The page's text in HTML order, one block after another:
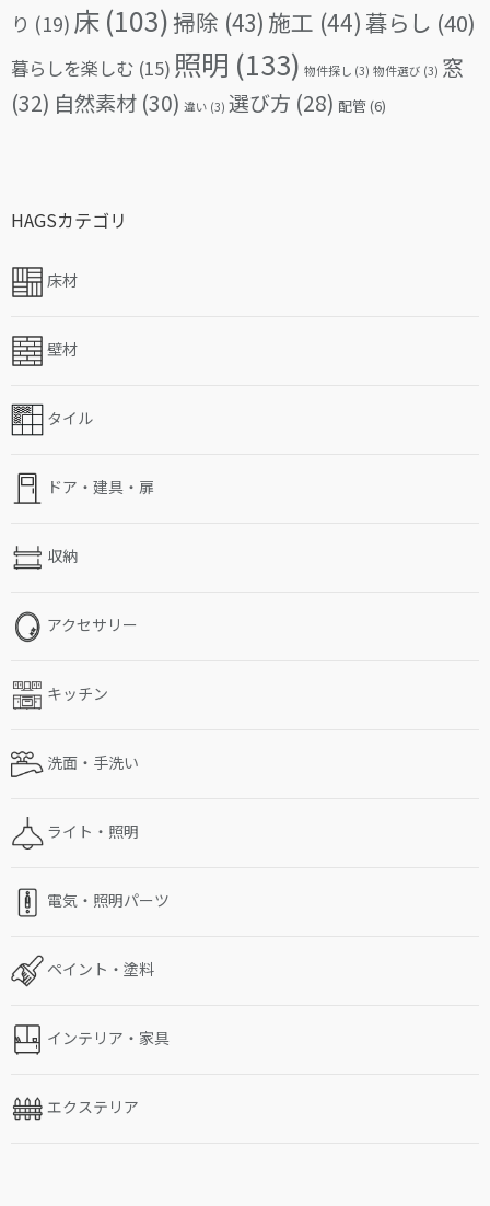
り (19) 床 (103)掃除 (43) 施工 (44) 暮らし (40)
暮らしを楽しむ (15) 照明 (133) 物件探し (3) 物件選び (3) 窓
(32) 自然素材 (30) 違い (3) 選び方 (28) 配管(6)
HAGSカテゴリ
床材
壁材
タイル
ドア・建具・扉
収納
アクセサリー
キッチン
洗面・手洗い
ライト・照明
電気・照明パーツ
ペイント・塗料
インテリア・家具
エクステリア